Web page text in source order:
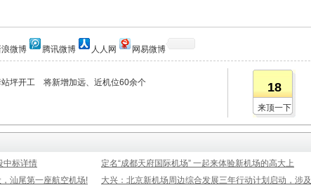
微博 腾讯微博 人人网 网易微博
站坪开工 将新增加远、近机位60余个 18
来顶一下
中标详情
定名“成都天府国际机场” 一起来体验新机场的高大上
汕尾第一座航空机场!
大兴：北京新机场周边综合发展三年行动计划启动，涉及